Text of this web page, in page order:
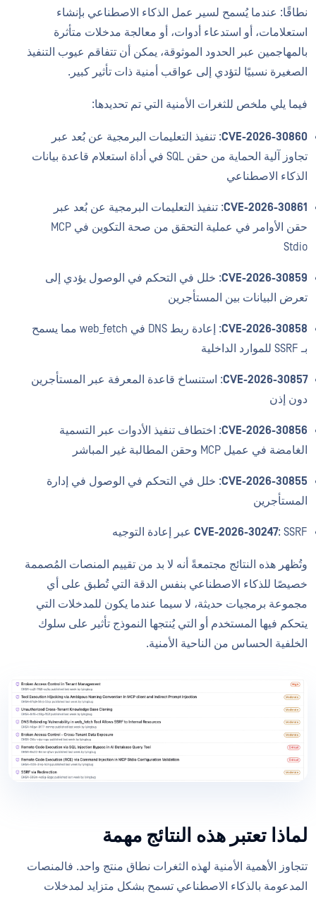
نطاقًا: عندما يُسمح لسير عمل الذكاء الاصطناعي بإنشاء
استعلامات، أو استدعاء أدوات، أو معالجة مدخلات متأثرة
بالمهاجمين عبر الحدود الموثوقة، يمكن أن تتفاقم عيوب التنفيذ
الصغيرة نسبيًا لتؤدي إلى عواقب أمنية ذات تأثير كبير.
فيما يلي ملخص للثغرات الأمنية التي تم تحديدها:
CVE-2026-30860: تنفيذ التعليمات البرمجية عن بُعد عبر
تجاوز آلية الحماية من حقن SQL في أداة استعلام قاعدة بيانات
الذكاء الاصطناعي
CVE-2026-30861: تنفيذ التعليمات البرمجية عن بُعد عبر
حقن الأوامر في عملية التحقق من صحة التكوين في MCP
Stdio
CVE-2026-30859: خلل في التحكم في الوصول يؤدي إلى
تعرض البيانات بين المستأجرين
CVE-2026-30858
: إعادة ربط DNS في web_fetch مما يسمح
بـ SSRF للموارد الداخلية
CVE-2026-30857: استنساخ قاعدة المعرفة عبر المستأجرين
دون إذن
CVE-2026-30856: اختطاف تنفيذ الأدوات عبر التسمية
الغامضة في عميل MCP وحقن المطالبة غير المباشر
CVE-2026-30855: خلل في التحكم في الوصول في إدارة
المستأجرين
CVE-2026-30247: SSRF عبر إعادة التوجيه
وتُظهر هذه النتائج مجتمعةً أنه لا بد من تقييم المنصات المُصممة
خصيصًا للذكاء الاصطناعي بنفس الدقة التي تُطبق على أي
مجموعة برمجيات حديثة، لا سيما عندما يكون للمدخلات التي
يتحكم فيها المستخدم أو التي يُنتجها النموذج تأثير على سلوك
الخلفية الحساس من الناحية الأمنية.
لماذا تعتبر هذه النتائج مهمة
تتجاوز الأهمية الأمنية لهذه الثغرات نطاق منتج واحد. فالمنصات
المدعومة بالذكاء الاصطناعي تسمح بشكل متزايد لمدخلات